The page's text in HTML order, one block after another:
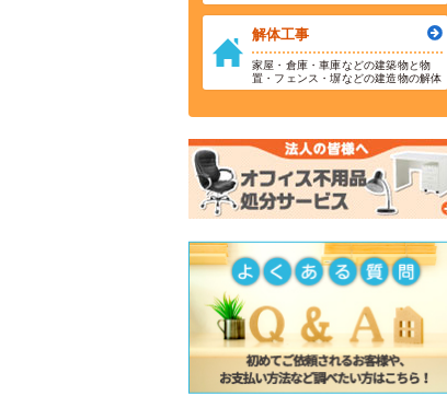
解体工事
家屋・倉庫・車庫などの建築物と物
置・フェンス・塀などの建造物の解体